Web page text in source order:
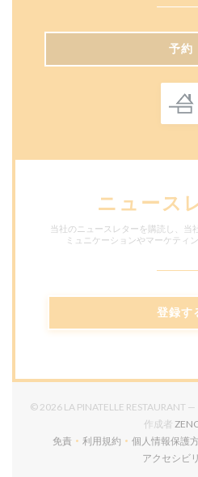
予約
ニュース
当社のニュースレターを購読し、当
ミュニケーションやマーケティ
登録す
© 2026 LA PINATELLE RESTAURANT
作成者
免責
((新しいウィンドウで開きま
利用規約
((新しいウィンドウ
個人情報保護
((新
アクセシビ
((